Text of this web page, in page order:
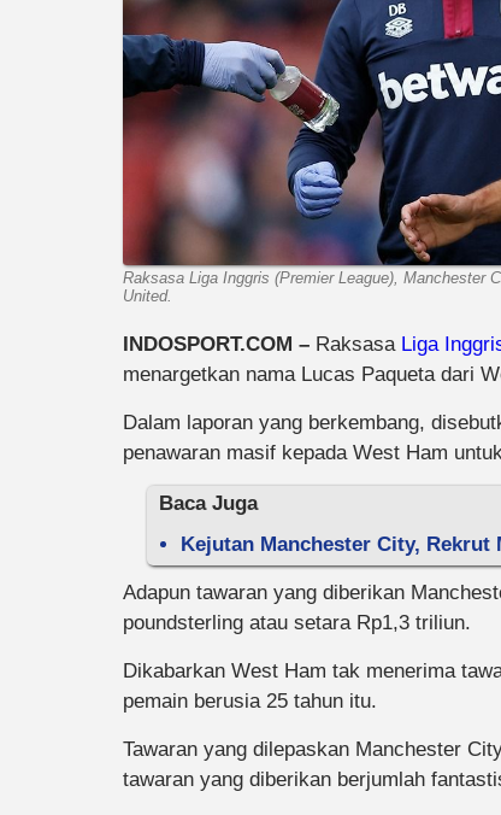
Raksasa Liga Inggris (Premier League), Manchester
United.
INDOSPORT.COM – Raksasa Liga
menargetkan nama Lucas Paqueta dari
Dalam laporan yang berkembang,
penawaran masif kepada West Ham
Baca Juga
Kejutan Manchester City, Rekrut
Adapun tawaran yang diberikan
poundsterling atau setara Rp1,3 triliun.
Dikabarkan West Ham tak menerima
pemain berusia 25 tahun itu.
Tawaran yang dilepaskan Manchester
tawaran yang diberikan berjumlah